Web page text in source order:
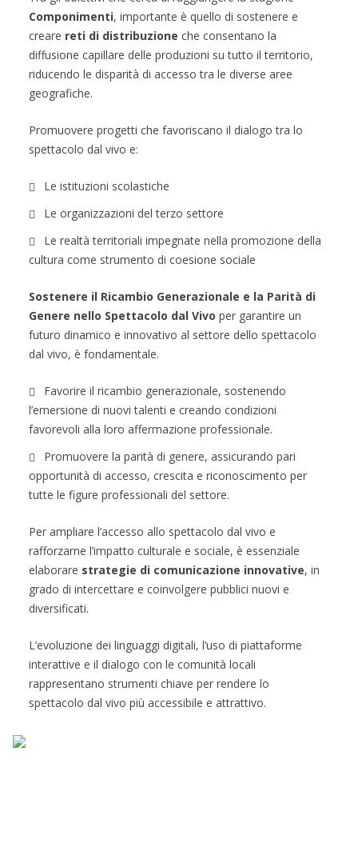
Componimenti, importante è quello di sostenere e
creare reti di distribuzione che consentano la
diffusione capillare delle produzioni su tutto il territorio,
riducendo le disparità di accesso tra le diverse aree
geografiche.
Promuovere progetti che favoriscano il dialogo tra lo
spettacolo dal vivo e:
Le istituzioni scolastiche
Le organizzazioni del terzo settore
Le realtà territoriali impegnate nella promozione della
cultura come strumento di coesione sociale
Sostenere il Ricambio Generazionale e la Parità di
Genere nello Spettacolo dal Vivo per garantire un
futuro dinamico e innovativo al settore dello spettacolo
dal vivo, è fondamentale.
Favorire il ricambio generazionale, sostenendo
l’emersione di nuovi talenti e creando condizioni
favorevoli alla loro affermazione professionale.
Promuovere la parità di genere, assicurando pari
opportunità di accesso, crescita e riconoscimento per
tutte le figure professionali del settore.
Per ampliare l’accesso allo spettacolo dal vivo e
rafforzarne l’impatto culturale e sociale, è essenziale
elaborare strategie di comunicazione innovative, in
grado di intercettare e coinvolgere pubblici nuovi e
diversificati.
L’evoluzione dei linguaggi digitali, l’uso di piattaforme
interattive e il dialogo con le comunità locali
rappresentano strumenti chiave per rendere lo
spettacolo dal vivo più accessibile e attrattivo.